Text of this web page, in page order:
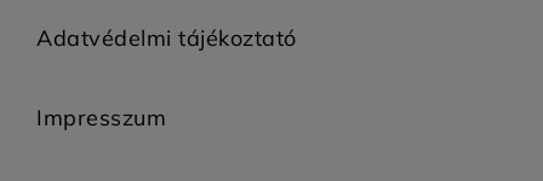
Adatvédelmi tájékoztató
Impresszum